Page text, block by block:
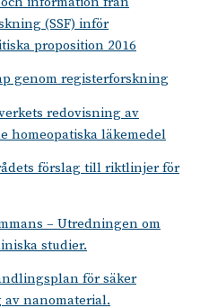
(SSF) inför
proposition 2016
genom registerforskning
redovisning av
homeopatiska läkemedel
förslag till riktlinjer för
– Utredningen om
studier.
för säker
nanomaterial.